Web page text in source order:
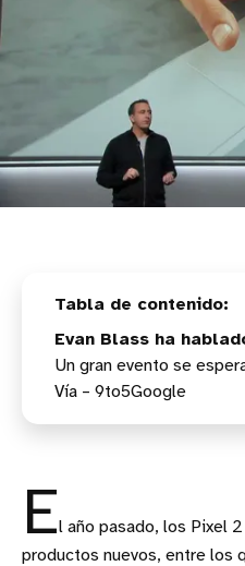
Evan Blass ha
Un gran evento se
Vía – 9to5Google
El año pasado, los Pixel
productos nuevos, entre los